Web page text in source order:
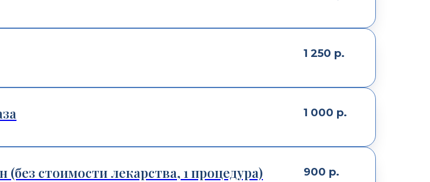
1 250 р.
1 000 р.
стоимости лекарства, 1 процедура) 900 р.